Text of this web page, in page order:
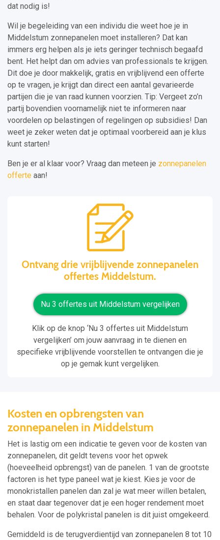
dat nodig is!
Wil je begeleiding van een individu die weet hoe je in
Middelstum zonnepanelen moet installeren? Dat kan
immers erg helpen als je iets geringer technisch begaafd
bent. Het helpt dan om advies van professionals te krijgen.
Dit doe je door makkelijk, gratis en vrijblijvend een offerte
op te vragen, je krijgt dan direct een aantal gevarieerde
partijen die je van raad kunnen voorzien. Tip: Vergeet zo’n
partij bovendien voornamelijk niet te informeren naar
voordelen op belastingen of regelingen op subsidies! Dan
weet je zeker weten dat je optimaal voorbereid aan je klus
kunt starten!
Ben je er al klaar voor? Vraag dan meteen je zonnepanelen
offerte aan!
Ontvang drie vrijblijvende zonnepanelen
offertes Middelstum.
Nu 3 offertes uit Middelstum vergelijken
Klik op de knop ‘Nu 3 offertes uit Middelstum
vergelijken’ om jouw aanvraag in te dienen en
specifieke vrijblijvende voorstellen te ontvangen die je
op je gemak kunt vergelijken.
Kosten en opbrengsten van
zonnepanelen in Middelstum
Het is lastig om een indicatie te geven voor de kosten van
zonnepanelen, dit geldt tevens voor het opwek
(hoeveelheid opbrengst) van de panelen. 1 van de grootste
factoren is het type paneel wat je kiest. Kies je voor de
monokristallen panelen dan zal je wat meer willen betalen,
en staat daar tegenover dat je een hoger rendement moet
behalen. Voor de polykristal panelen is dit juist omgekeerd.
Gemiddeld is de terugverdientijd van zonnepanelen 8 tot 10